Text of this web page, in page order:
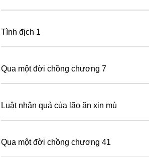
Tình địch 1
Qua một đời chồng chương 7
Luật nhân quả của lão ăn xin mù
Qua một đời chồng chương 41